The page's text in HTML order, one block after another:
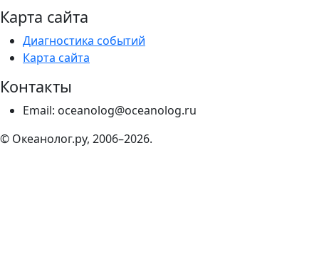
Карта сайта
Диагностика событий
Карта сайта
Контакты
Email: oceanolog@oceanolog.ru
© Океанолог.ру, 2006–2026.